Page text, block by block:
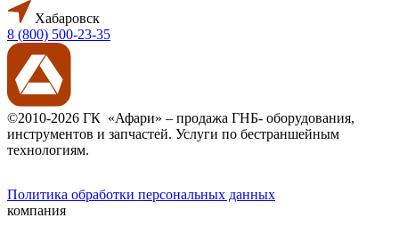
Хабаровск
8 (800) 500-23-35
©2010-2026 ГК «Афари» – продажа ГНБ- оборудования,
инструментов и запчастей. Услуги по бестраншейным
технологиям.
Политика обработки персональных данных
компания